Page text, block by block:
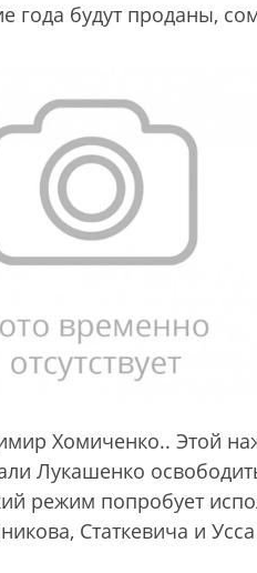
года будут проданы,
Хомиченко.. Этой
Лукашенко
режим попробует
Статкевича и